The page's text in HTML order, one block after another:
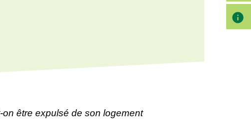
on être expulsé de son logement
info